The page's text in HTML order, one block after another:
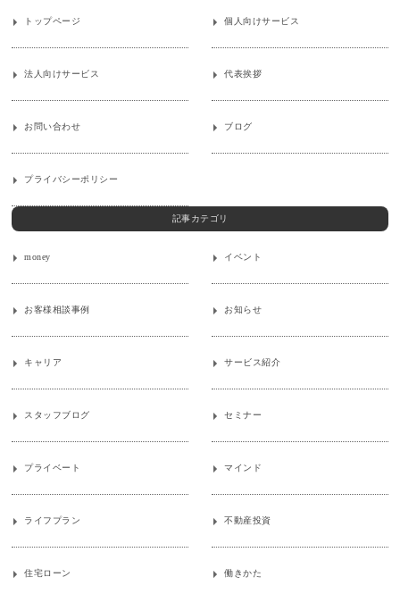
トップページ 個人向けサービス
法人向けサービス 代表挨拶
お問い合わせ ブログ
プライバシーポリシー
記事カテゴリ
money イベント
お客様相談事例 お知らせ
キャリア サービス紹介
スタッフブログ セミナー
プライベート マインド
ライフプラン 不動産投資
住宅ローン 働きかた